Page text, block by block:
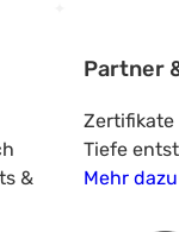
&
Partner
Zertifikate
Tiefe
Mehr